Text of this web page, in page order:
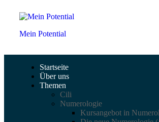
Mein Potential
Startseite
Über uns
Themen
Cili
Numerologie
Kursangebot in